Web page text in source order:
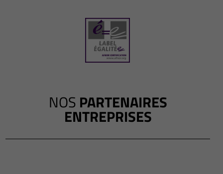
NOS PARTENAIRES
ENTREPRISES